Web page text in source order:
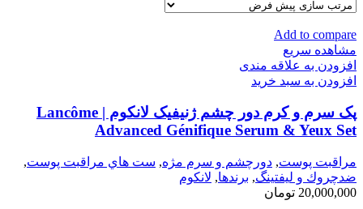
Add to compare
مشاهده سریع
افزودن به علاقه مندی
افزودن به سبد خرید
پک سرم و کرم دور چشم ژنیفیک لانکوم | Lancôme
Advanced Génifique Serum & Yeux Set
مراقبت پوست, دورچشم و سرم مژه, ست هاي مراقبت پوست,
ضدچروك و ليفتينگ, برندها, لانكوم
20,000,000 تومان